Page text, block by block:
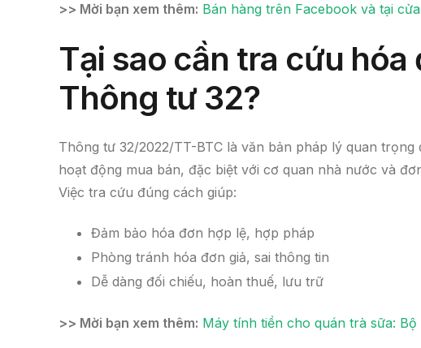
>> Mời bạn xem thêm: Bán hàng trên Facebook và tại
Tại sao cần tra cứu hóa
Thông tư 32?
Thông tư 32/2022/TT-BTC là văn bản pháp lý quan
hoạt động mua bán, đặc biệt với cơ quan nhà nước và
Việc tra cứu đúng cách giúp:
Đảm bảo hóa đơn hợp lệ, hợp pháp
Phòng tránh hóa đơn giả, sai thông tin
Dễ dàng đối chiếu, hoàn thuế, lưu trữ
>> Mời bạn xem thêm: Máy tính tiền cho quán trà sữa: